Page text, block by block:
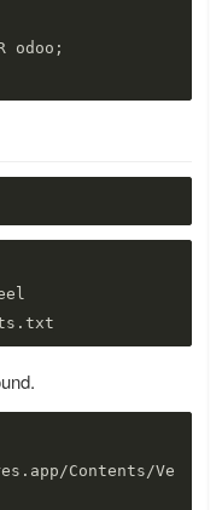
odoo;
Contents/Ve